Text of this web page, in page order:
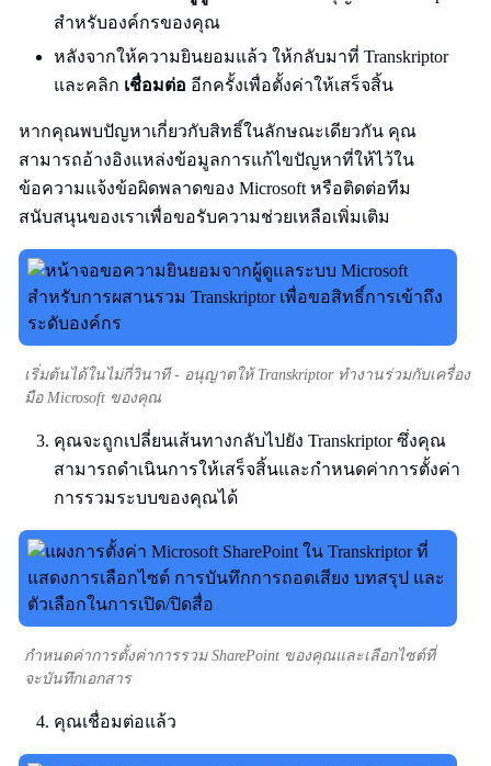
สำหรับองค์กรของคุณ
หลังจากให้ความยินยอมแล้ว ให้กลับมาที่ Transkriptor
และคลิก เชื่อมต่อ อีกครั้งเพื่อตั้งค่าให้เสร็จสิ้น
หากคุณพบปัญหาเกี่ยวกับสิทธิ์ในลักษณะเดียวกัน คุณ
สามารถอ้างอิงแหล่งข้อมูลการแก้ไขปัญหาที่ให้ไว้ใน
ข้อความแจ้งข้อผิดพลาดของ Microsoft หรือติดต่อทีม
สนับสนุนของเราเพื่อขอรับความช่วยเหลือเพิ่มเติม
เริ่มต้นได้ในไม่กี่วินาที - อนุญาตให้ Transkriptor ทำงานร่วมกับเครื่อง
มือ Microsoft ของคุณ
คุณจะถูกเปลี่ยนเส้นทางกลับไปยัง Transkriptor ซึ่งคุณ
สามารถดำเนินการให้เสร็จสิ้นและกำหนดค่าการตั้งค่า
การรวมระบบของคุณได้
กำหนดค่าการตั้งค่าการรวม SharePoint ของคุณและเลือกไซต์ที่
จะบันทึกเอกสาร
คุณเชื่อมต่อแล้ว